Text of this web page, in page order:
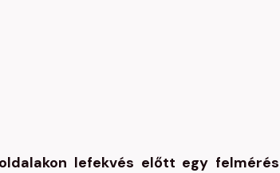
lefekvés előtt egy felmérés